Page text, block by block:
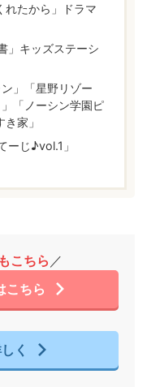
れたから」ドラマ
キッズステーシ
」「星野リゾー
「ノーシン学園ピ
家」
ーじ♪vol.1」
こちら ／
ちら
く